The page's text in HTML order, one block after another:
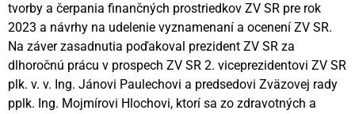
tvorby a čerpania finančných prostriedkov ZV SR pre rok
2023 a návrhy na udelenie vyznamenaní a ocenení ZV SR.
Na záver zasadnutia poďakoval prezident ZV SR za
dlhoročnú prácu v prospech ZV SR 2. viceprezidentovi ZV SR
plk. v. v. Ing. Jánovi Paulechovi a predsedovi Zväzovej rady
pplk. Ing. Mojmírovi Hlochovi, ktorí sa zo zdravotných a